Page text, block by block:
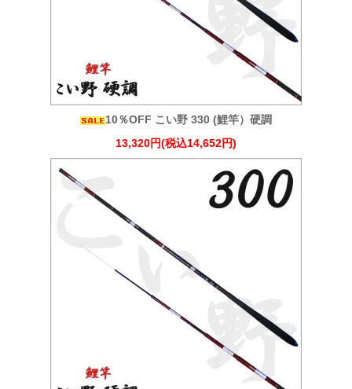
10％OFF こい野 330 (鯉竿）硬調
13,320円(税込14,652円)